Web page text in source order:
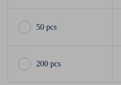
50 pcs
200 pcs